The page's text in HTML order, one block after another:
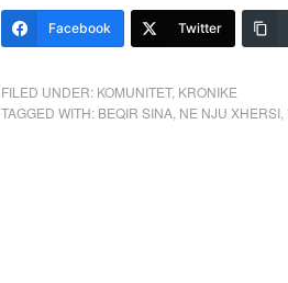
Facebook Twitter
FILED UNDER: KOMUNITET, KRONIKE
TAGGED WITH: BEQIR SINA NE NJU XHERSI